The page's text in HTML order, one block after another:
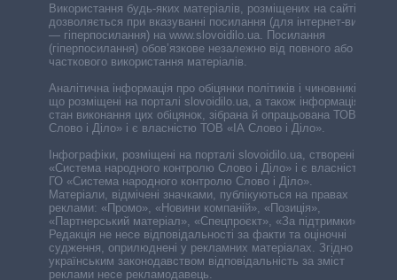
Використання будь-яких матеріалів, розміщених на сайті,
дозволяється при вказуванні посилання (для інтернет-видань
— гіперпосилання) на www.slovoidilo.ua. Посилання
(гіперпосилання) обов’язкове незалежно від повного або
часткового використання матеріалів.
Аналітична інформація про обіцянки політиків і чиновників,
що розміщені на порталі slovoidilo.ua, а також інформація про
стан виконання цих обіцянок, зібрана й опрацьована ТОВ «ІА
Слово і Діло» і є власністю ТОВ «ІА Слово і Діло».
Інфографіки, розміщені на порталі slovoidilo.ua, створені ГО
«Система народного контролю Слово і Діло» і є власністю
ГО «Система народного контролю Слово і Діло».
Матеріали, відмічені значками, публікуються на правах
реклами: «Промо», «Новини компаній», «Позиція»,
«Партнерський матеріал», «Спецпроєкт», «За підтримки».
Редакція не несе відповідальності за факти та оціночні
судження, оприлюднені у рекламних матеріалах. Згідно з
українським законодавством відповідальність за зміст
реклами несе рекламодавець.